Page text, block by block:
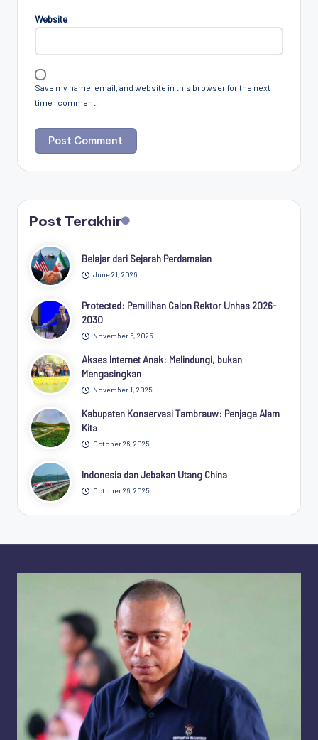
Website
Save my name, email, and website in this browser for the next
time I comment.
Post Terakhir
Belajar dari Sejarah Perdamaian
June 21, 2026
Protected: Pemilihan Calon Rektor Unhas 2026-
2030
November 6, 2025
Akses Internet Anak: Melindungi, bukan
Mengasingkan
November 1, 2025
Kabupaten Konservasi Tambrauw: Penjaga Alam
Kita
October 26, 2025
Indonesia dan Jebakan Utang China
October 26, 2025